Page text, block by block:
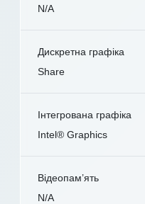
N/A
Дискретна графіка
Share
Інтегрована графіка
Intel® Graphics
Відеопам’ять
N/A